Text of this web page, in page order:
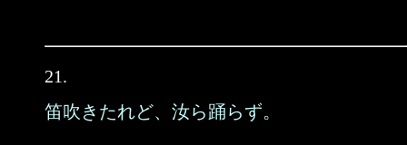
21.
笛吹きたれど、汝ら踊らず。